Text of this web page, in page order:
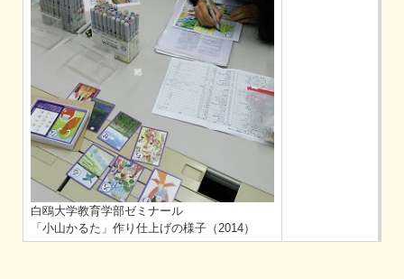
白鴎大学教育学部ゼミナール
「小山かるた」作り仕上げの様子（2014）